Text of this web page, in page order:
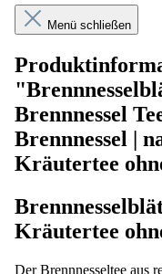
Menü schließen
Brennnessel
Brennnessel |
Kräutertee
Kräutertee
Der Brennnesseltee aus